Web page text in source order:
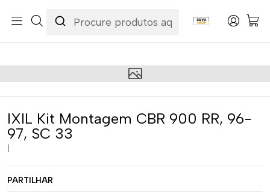
Acessórios & Personalização
Escapes / Ponteiras
IXIL Kit Montagem CBR 900 RR, 96-97, SC 33
IXIL Kit Montagem CBR 900 RR, 96-
97, SC 33
PARTILHAR